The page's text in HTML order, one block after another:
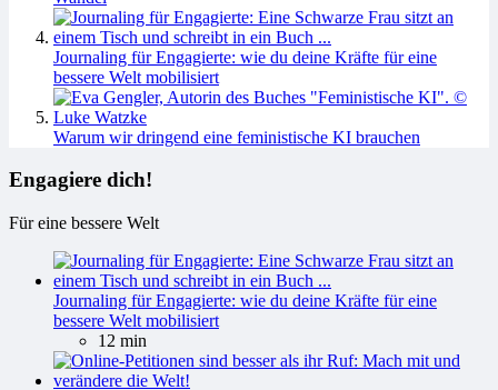
Journaling für Engagierte: wie du deine Kräfte für eine
bessere Welt mobilisiert
Warum wir dringend eine feministische KI brauchen
Engagiere dich!
Für eine bessere Welt
Journaling für Engagierte: wie du deine Kräfte für eine
bessere Welt mobilisiert
12 min